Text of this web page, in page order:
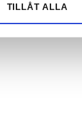
kombinera
TILLÅT ALLA